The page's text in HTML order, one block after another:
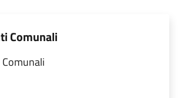
Comunali